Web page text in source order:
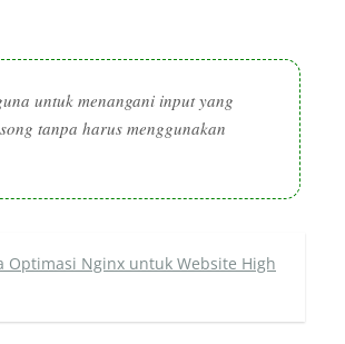
untuk menangani input yang
tanpa harus menggunakan
Optimasi Nginx untuk Website High